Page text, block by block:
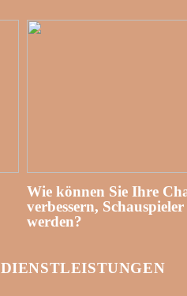
Wie können Sie Ihre
verbessern, Schauspieler
werden?
DIENSTLEISTUNGEN